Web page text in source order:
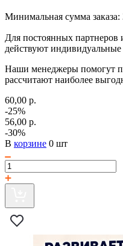
Минимальная сумма заказа:
Для постоянных
действуют индивидуальные
Наши менеджеры помогут
рассчитают наиболее
60,00 р.
-25%
56,00 р.
-30%
В корзине 0 шт